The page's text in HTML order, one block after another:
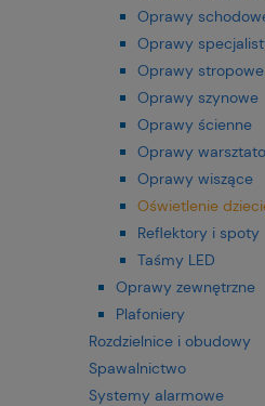
Oprawy
Oprawy
Oprawy stropowe
Oprawy szynowe
Oprawy ścienne
Oprawy
Oprawy wiszące
Oświetlenie
Reflektory i spoty
Taśmy LED
Oprawy zewnętrzne
Plafoniery
Rozdzielnice i obudowy
Spawalnictwo
Systemy alarmowe